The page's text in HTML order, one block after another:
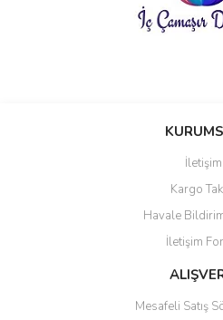
Bu ürüne ilk
Ürün resmi kalitesiz, bozuk veya
Ürün açıklamasında eksik bilgiler
Ürün bilgilerinde hatalar
Ürün fiyatı diğer sitelerden daha
İletişim
Kargo
Havale
İletişim
Mesafeli Satış